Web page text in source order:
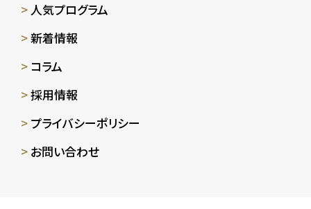
人気プログラム
新着情報
コラム
採用情報
プライバシーポリシー
お問い合わせ